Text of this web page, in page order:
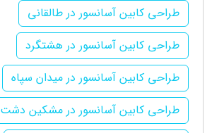
طراحی کابین آسانسور در طالقانی
طراحی کابین آسانسور در هشتگرد
طراحی کابین آسانسور در میدان سپاه
طراحی کابین آسانسور در مشکین دشت